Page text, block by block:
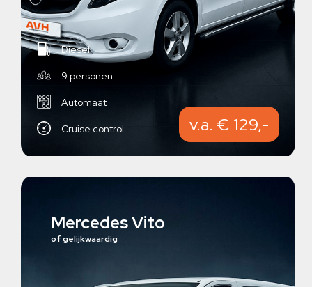
Diesel
9 personen
Automaat
Cruise control v.a. € 129,-
Mercedes Vito
of gelijkwaardig